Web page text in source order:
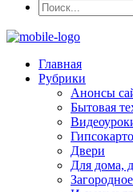
Главная
Рубрики
Анонсы
Бытовая
Двери
Для дома,